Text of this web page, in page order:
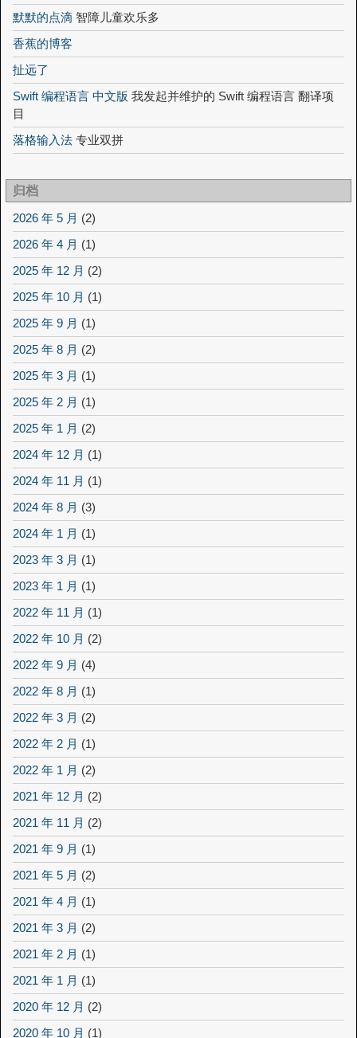
默默的点滴 智障儿童欢乐多
香蕉的博客
扯远了
Swift 编程语言 中文版 我发起并维护的 Swift 编程语言 翻译项
目
落格输入法 专业双拼
归档
2026 年 5 月 (2)
2026 年 4 月 (1)
2025 年 12 月 (2)
2025 年 10 月 (1)
2025 年 9 月 (1)
2025 年 8 月 (2)
2025 年 3 月 (1)
2025 年 2 月 (1)
2025 年 1 月 (2)
2024 年 12 月 (1)
2024 年 11 月 (1)
2024 年 8 月 (3)
2024 年 1 月 (1)
2023 年 3 月 (1)
2023 年 1 月 (1)
2022 年 11 月 (1)
2022 年 10 月 (2)
2022 年 9 月 (4)
2022 年 8 月 (1)
2022 年 3 月 (2)
2022 年 2 月 (1)
2022 年 1 月 (2)
2021 年 12 月 (2)
2021 年 11 月 (2)
2021 年 9 月 (1)
2021 年 5 月 (2)
2021 年 4 月 (1)
2021 年 3 月 (2)
2021 年 2 月 (1)
2021 年 1 月 (1)
2020 年 12 月 (2)
2020 年 10 月 (1)